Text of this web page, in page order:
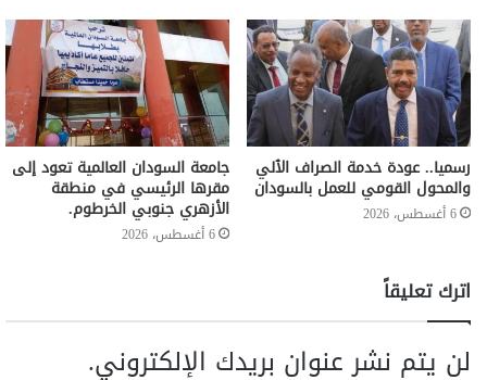
رسميا.. عودة خدمة الصراف الٱلي
والمحول القومي للعمل بالسودان
6 أغسطس، 2026
جامعة السودان العالمية تعود إلى
مقرها الرئيسي في منطقة
الأزهري جنوبي الخرطوم.
6 أغسطس، 2026
اترك تعليقاً
لن يتم نشر عنوان بريدك الإلكتروني.